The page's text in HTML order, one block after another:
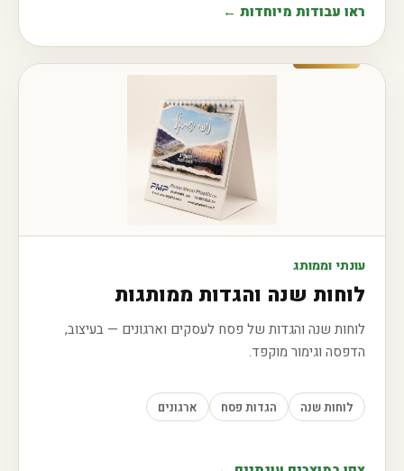
ראו עבודות מיוחדות ←
עונתי וממותג
לוחות שנה והגדות ממותגות
לוחות שנה והגדות של פסח לעסקים וארגונים — בעיצוב,
הדפסה וגימור מוקפד.
לוחות שנה הגדות פסח ארגונים